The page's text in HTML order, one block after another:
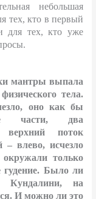
небольшая
тех, кто в первый
для тех, кто уже
мантры выпала
тела.
оно как бы
части, два
верхний поток
– влево, исчезло
окружали только
гудение. Было ли
Кундалини, на
И можно ли это